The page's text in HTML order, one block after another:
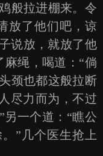
拉进棚来。令
放了他们吧，谅
说放，就放了他
麻绳，喝道：“倘
颈也都这般拉断
尽力而为，不过
一个道：“瞧公
”几个医生抢上